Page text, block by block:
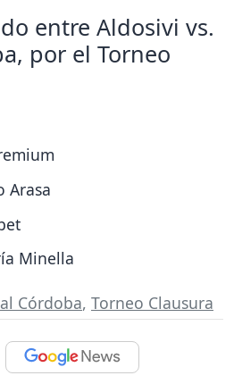
entre Aldosivi vs.
por el Torneo
Arasa
Minella
Córdoba, Torneo Clausura